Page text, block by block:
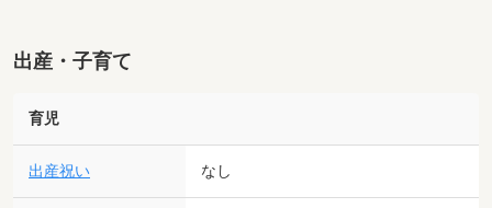
出産・子育て
育児
出産祝い なし